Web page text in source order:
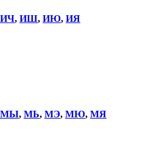
ИЧ, ИШ, ИЮ, ИЯ
МЫ, МЬ, МЭ, МЮ, МЯ